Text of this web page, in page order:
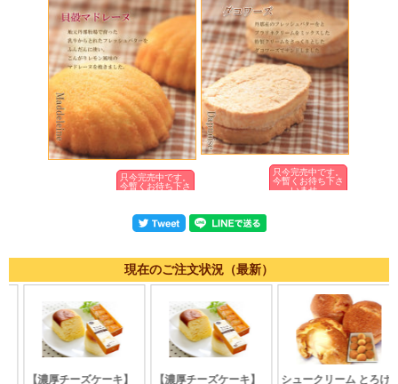
只今完売中です。
今暫くお待ち下さ
只今完売中です。
今暫くお待ち下さ
いませ。
現在のご注文状況（最新）